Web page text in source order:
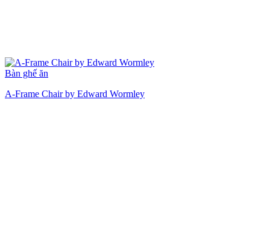
Bàn ghế ăn
A-Frame Chair by Edward Wormley